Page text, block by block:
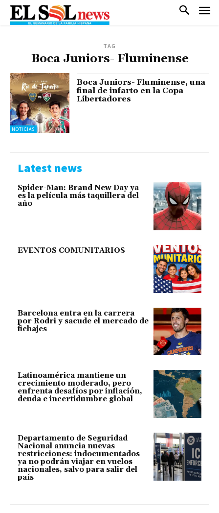
TAG
Boca Juniors- Fluminense
NOTICIAS
Boca Juniors- Fluminense, una
final de infarto en la Copa
Libertadores
Latest news
Spider-Man: Brand New Day ya
es la película más taquillera del
año
EVENTOS COMUNITARIOS
Barcelona entra en la carrera
por Rodri y sacude el mercado de
fichajes
Latinoamérica mantiene un
crecimiento moderado, pero
enfrenta desafíos por inflación,
deuda e incertidumbre global
Departamento de Seguridad
Nacional anuncia nuevas
restricciones: indocumentados
ya no podrán viajar en vuelos
nacionales, salvo para salir del
país